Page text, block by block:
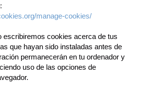
manage-cookies/
escribiremos cookies acerca de tus
que hayan sido instaladas antes de
permanecerán en tu ordenador y
uso de las opciones de